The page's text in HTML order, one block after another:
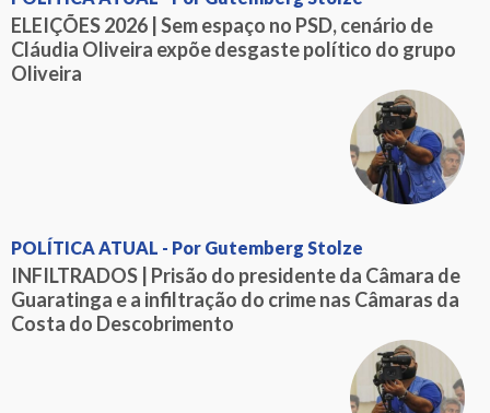
ELEIÇÕES 2026 | Sem espaço no PSD, cenário de
Cláudia Oliveira expõe desgaste político do grupo
Oliveira
POLÍTICA ATUAL - Por Gutemberg Stolze
INFILTRADOS | Prisão do presidente da Câmara de
Guaratinga e a infiltração do crime nas Câmaras da
Costa do Descobrimento